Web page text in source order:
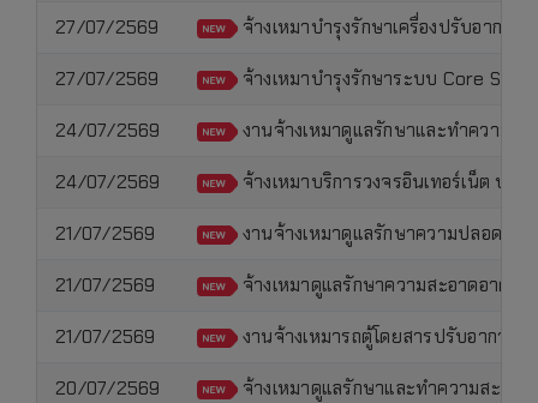
27/07/2569 จ้างเหมาบำรุงรักษาเครื่องปรับอากาศ
27/07/2569 จ้างเหมาบำรุงรักษาระบบ Core
24/07/2569 งานจ้างเหมาดูแลรักษาและทำความส
24/07/2569 จ้างเหมาบริการวงจรอินเทอร์เน็ต ปร
21/07/2569 งานจ้างเหมาดูแลรักษาความปลอดภัย
21/07/2569 จ้างเหมาดูแลรักษาความสะอาดอาคา
21/07/2569 งานจ้างเหมารถตู้โดยสารปรับอากาศ
20/07/2569 จ้างเหมาดูแลรักษาและทำความสะอา